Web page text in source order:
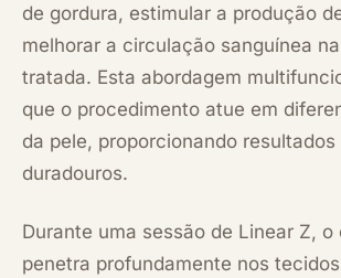
de gordura, estimular a produção
melhorar a circulação sanguínea
tratada. Esta abordagem
que o procedimento atue em
da pele, proporcionando
duradouros.
Durante uma sessão de Linear Z, o
penetra profundamente nos